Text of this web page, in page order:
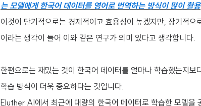
는 모델에게 한국어 데이터를 영어로 번역하는 방식이 많이 활용
이것이 단기적으로는 경제적이고 효용성이 높겠지만, 장기적
이라는 생각이 들어 이와 같은 연구가 의미 있다고 생각합니다.
한편으로는 재밌는 것이 한국어 데이터를 얼마나 학습했는지보
학습 방식이 더욱 중요하다는 것입니다.
Eluther AI에서 최근에 대량의 한국어 데이터로 학습한 모델을